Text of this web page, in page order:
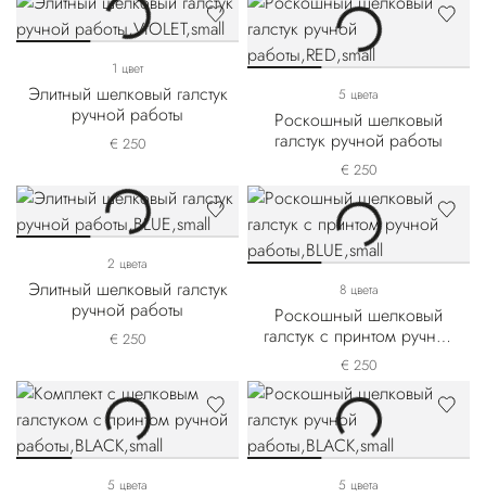
1 цвет
Элитный шелковый галстук
ручной работы
€ 250
5 цвета
Роскошный шелковый
галстук ручной работы
€ 250
2 цвета
Элитный шелковый галстук
ручной работы
€ 250
8 цвета
Роскошный шелковый
галстук с принтом ручной
работы
€ 250
5 цвета 5 цвета